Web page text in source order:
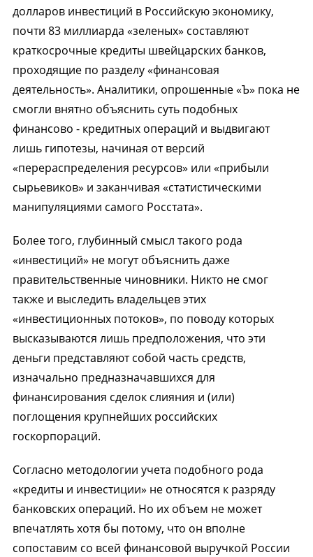
долларов инвестиций в Российскую экономику,
почти 83 миллиарда «зеленых» составляют
краткосрочные кредиты швейцарских банков,
проходящие по разделу «финансовая
деятельность». Аналитики, опрошенные «Ъ» пока не
смогли внятно объяснить суть подобных
финансово - кредитных операций и выдвигают
лишь гипотезы, начиная от версий
«перераспределения ресурсов» или «прибыли
сырьевиков» и заканчивая «статистическими
манипуляциями самого Росстата».
Более того, глубинный смысл такого рода
«инвестиций» не могут объяснить даже
правительственные чиновники. Никто не смог
также и выследить владельцев этих
«инвестиционных потоков», по поводу которых
высказываются лишь предположения, что эти
деньги представляют собой часть средств,
изначально предназначавшихся для
финансирования сделок слияния и (или)
поглощения крупнейших российских
госкорпораций.
Согласно методологии учета подобного рода
«кредиты и инвестиции» не относятся к разряду
банковских операций. Но их объем не может
впечатлять хотя бы потому, что он вполне
сопоставим со всей финансовой выручкой России